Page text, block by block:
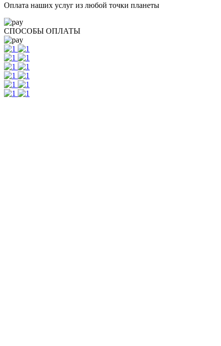
Оплата наших услуг из любой точки планеты
СПОСОБЫ ОПЛАТЫ